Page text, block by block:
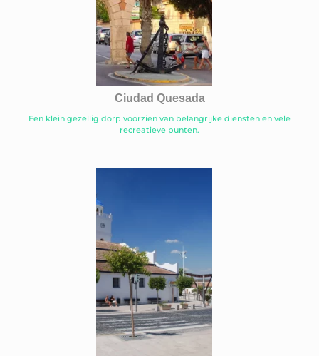
Ciudad Quesada
Een klein gezellig dorp voorzien van belangrijke diensten en vele
recreatieve punten.